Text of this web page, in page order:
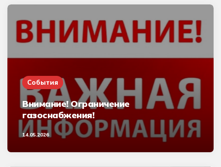
События
Внимание! Ограничение
газоснабжения!
14.05.2026